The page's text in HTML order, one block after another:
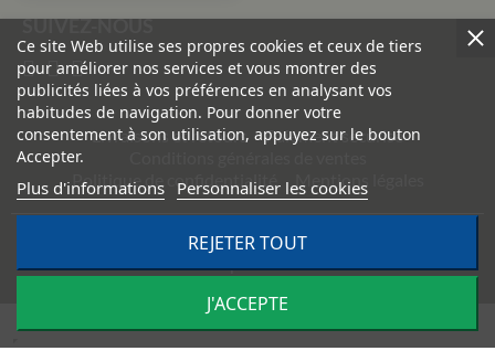
SUIVEZ-NOUS
Livraisons et retours
Paiement sécurisé
Politique de confidentialité
Mentions légales
TRACTO PIÈCES - Conception & réalisation :
Impulsion
Ce site Web utilise ses propres cookies et ceux de tiers
pour améliorer nos services et vous montrer des
publicités liées à vos préférences en analysant vos
habitudes de navigation. Pour donner votre
consentement à son utilisation, appuyez sur le bouton
Accepter.
Plus d'informations Personnaliser les cookies
REJETER TOUT
J'ACCEPTE